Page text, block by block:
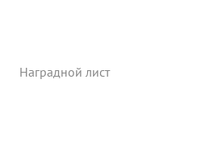
Наградной лист